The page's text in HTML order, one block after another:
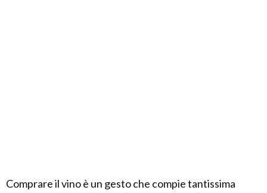
Comprare il vino è un gesto che compie tantissima